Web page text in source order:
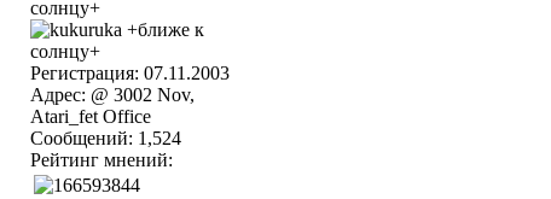
Регистрация: 07.11.2003
Адрес: @ 3002 Nov,
Atari_fet Office
Сообщений: 1,524
Рейтинг мнений: